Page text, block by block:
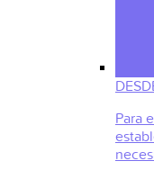
Para